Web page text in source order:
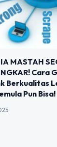
MASTAH
Cara
Berkualitas
Pun Bisa!